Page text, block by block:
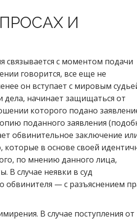
И
связывается с моментом подачи
говорится, все еще не
он вступает с мировым
дела, начинает защищаться от
которого подано
поданного заявления
обвинительное заключение
которые в основе своей
по мнению данного лица,
В случае неявки в суд
обвинителя — с разъяснением
В случае поступления от